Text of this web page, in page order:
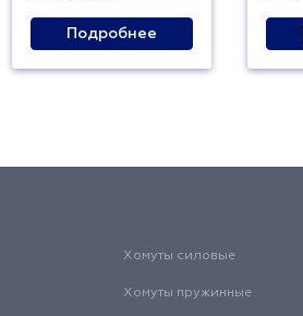
Подробнее
Хомуты силовые
Хомуты пружинные